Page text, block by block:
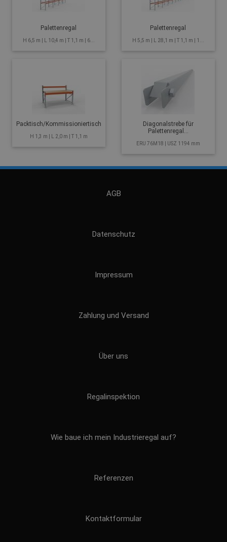
Palettenregal
H 6,5 m | L 10,4 m | T 1,1 m | 6...
Palettenregal
H 5,5 m | L 28,1 m | T 1,1 m | 1...
Packtisch/Kommissioniertisch
H 1,3 m | L 2,0 m | T 1,1 m
Diagonalstrebe für
Palettenregal...
ERU 76M18 | USZ 1194 mm
AGB
Datenschutz
Impressum
Zahlung und Versand
Über uns
Regalinspektion
Wie baue ich mein Industrieregal auf?
Referenzen
Kontaktformular